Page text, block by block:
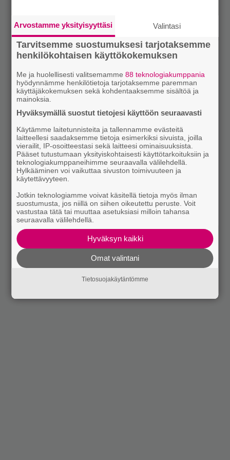
Arvostamme yksityisyyttäsi Valintasi
Tarvitsemme suostumuksesi tarjotaksemme
henkilökohtaisen käyttökokemuksen
Me ja huolellisesti valitsemamme88 teknologiakumppania
hyödynnämme henkilötietoja tarjotaksemme paremman
käyttäjäkokemuksen sekä kohdentaaksemme sisältöä ja
mainoksia.
Hyväksymällä suostut tietojesi käyttöön seuraavasti
Käytämme laitetunnisteita ja tallennamme evästeitä
laitteellesi saadaksemme tietoja esimerkiksi sivuista, joilla
vierailit, IP-osoitteestasi sekä laitteesi ominaisuuksista.
Pääset tutustumaan yksityiskohtaisesti käyttötarkoituksiin ja
teknologiakumppaneihimme seuraavalla välilehdellä.
Hylkääminen voi vaikuttaa sivuston toimivuuteen ja
käytettävyyteen.
Jotkin teknologiamme voivat käsitellä tietoja myös ilman
suostumusta, jos niillä on siihen oikeutettu peruste. Voit
vastustaa tätä tai muuttaa asetuksiasi milloin tahansa
seuraavalla välilehdellä.
Hyväksyn kaikki
Omat valintani
Tietosuojakäytäntömme